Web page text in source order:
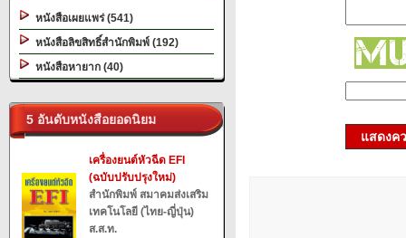
หนังสือเผยแพร่ (541)
หนังสือลิขสิทธิ์สำนักพิมพ์ (192)
หนังสือหายาก (40)
5 อันดับหนังสือยอดนิยม
เครื่องยนต์หัวฉีด EFI
(ฉบับปรับปรุงใหม่)
สำนักพิมพ์ สมาคมส่งเสริม
เทคโนโลยี (ไทย-ญี่ปุ่น)
ส.ส.ท.
แสดงค